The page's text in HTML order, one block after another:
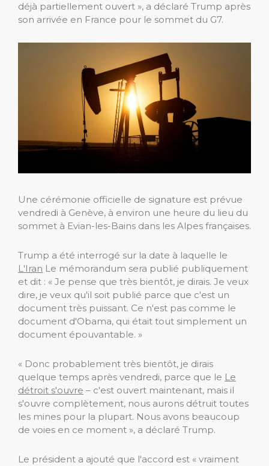
déjà partiellement ouvert », a déclaré Trump après
son arrivée en France pour le sommet du G7.
Une cérémonie officielle de signature est prévue
vendredi à Genève, à environ une heure du lieu du
sommet à Evian-les-Bains dans les Alpes françaises.
Trump a été interrogé sur la date à laquelle le
L'Iran Le mémorandum sera publié publiquement
et dit : « Je pense que très bientôt, je dirais. Je veux
dire, je veux qu'il soit publié parce que c'est un
document très puissant. Ce n'est pas comme le
document d'Obama, qui était tout simplement un
document épouvantable. »
« Donc probablement très bientôt, je dirais
quelque temps après vendredi, parce que le Le
détroit s'ouvre – c'est ouvert maintenant, mais il
s'ouvre complètement, nous aurons détruit toutes
les mines pour la plupart. Nous avons beaucoup
de voies en ce moment », a déclaré Trump.
Le président a ajouté que l'accord est « vraiment